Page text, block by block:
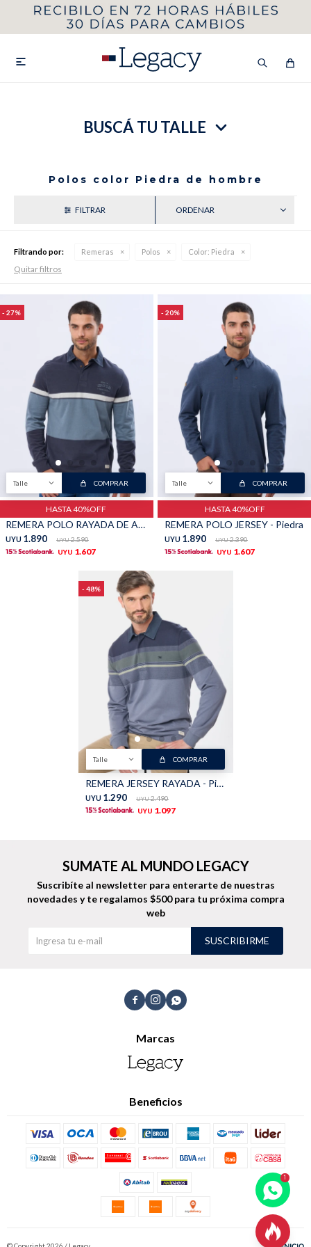

BUSCÁ TU TALLE
Polos color Piedra de hombre
Filtrando por: Remeras Polos Color: Piedra
Quitar filtros
27
Talle COMPRAR
HASTA 40%OFF
REMERA POLO RAYADA DE ALGODON - Piedra
UYU 1.890 UYU 2.590
UYU 1.607
20
Talle COMPRAR
HASTA 40%OFF
REMERA POLO JERSEY - Piedra
UYU 1.890 UYU 2.390
UYU 1.607
48
Talle COMPRAR
REMERA JERSEY RAYADA - Piedra
UYU 1.290 UYU 2.490
UYU 1.097
  
Marcas
Beneficios
SUMATE AL MUNDO LEGACY
Suscribíte al newsletter para enterarte de nuestras
novedades y te regalamos $500 para tu próxima compra
web
SUSCRIBIRME

MI CUENTA
VER COLECCIÓN DE HOMBRE
Buzos Pantalones
Camperas Chalecos
Trajes
Calzado
Bolsos y valijas Accesorios
Uniformes empresariales
Juntá puntos Friends
Locales